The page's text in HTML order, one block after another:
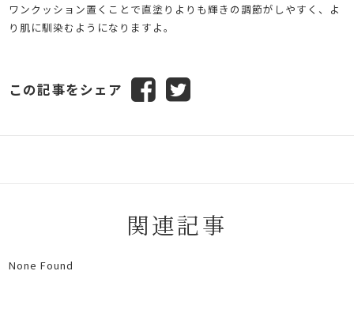
ワンクッション置くことで直塗りよりも輝きの調節がしやすく、よ
り肌に馴染むようになりますよ。
この記事をシェア
関連記事
None Found